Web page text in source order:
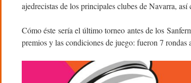
ajedrecistas de los principales clubes de Navarra,
Cómo éste sería el último torneo antes de los
premios y las condiciones de juego: fueron 7 rondas